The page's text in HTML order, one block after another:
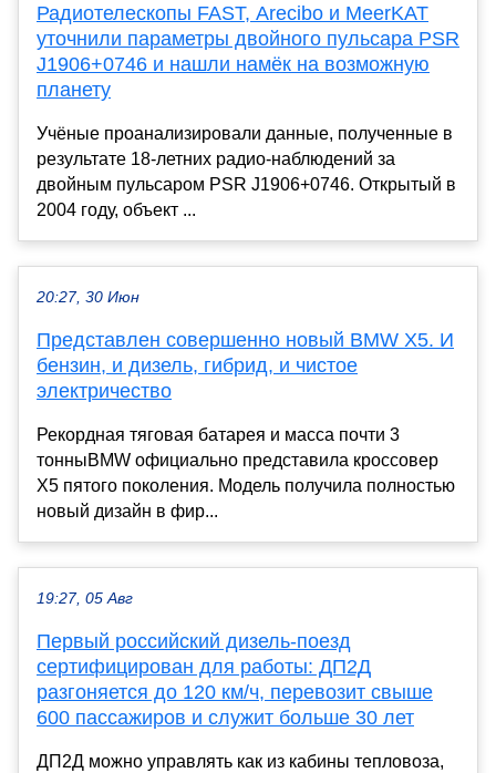
Радиотелескопы FAST, Arecibo и MeerKAT
уточнили параметры двойного пульсара PSR
J1906+0746 и нашли намёк на возможную
планету
Учёные проанализировали данные, полученные в
результате 18-летних радио-наблюдений за
двойным пульсаром PSR J1906+0746. Открытый в
2004 году, объект ...
20:27, 30 Июн
Представлен совершенно новый BMW X5. И
бензин, и дизель, гибрид, и чистое
электричество
Рекордная тяговая батарея и масса почти 3
тонныBMW официально представила кроссовер
X5 пятого поколения. Модель получила полностью
новый дизайн в фир...
19:27, 05 Авг
Первый российский дизель-поезд
сертифицирован для работы: ДП2Д
разгоняется до 120 км/ч, перевозит свыше
600 пассажиров и служит больше 30 лет
ДП2Д можно управлять как из кабины тепловоза,